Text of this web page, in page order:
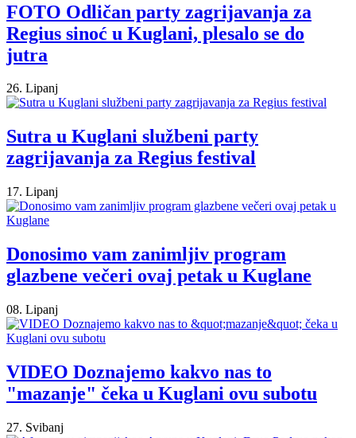
FOTO Odličan party zagrijavanja za
Regius sinoć u Kuglani, plesalo se do
jutra
26. Lipanj
Sutra u Kuglani službeni party
zagrijavanja za Regius festival
17. Lipanj
Donosimo vam zanimljiv program
glazbene večeri ovaj petak u Kuglane
08. Lipanj
VIDEO Doznajemo kakvo nas to
"mazanje" čeka u Kuglani ovu subotu
27. Svibanj